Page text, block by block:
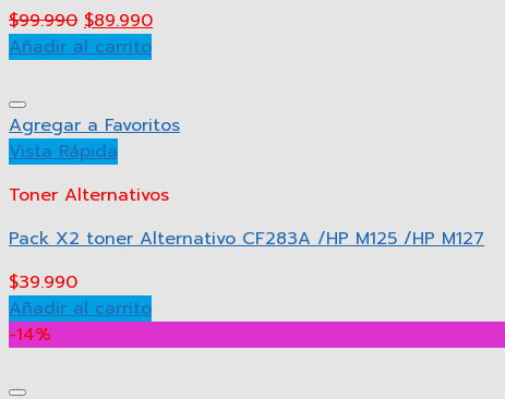
$99.990 $89.990
Añadir al carrito
Agregar a Favoritos
Vista Rápida
Toner Alternativos
Pack X2 toner Alternativo CF283A /HP M125 /HP M127
$39.990
Añadir al carrito
-14%